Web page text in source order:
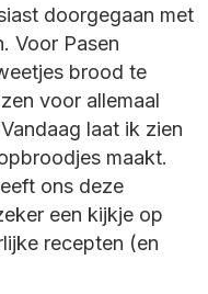
doorgegaan met
Voor Pasen
brood te
voor allemaal
laat ik zien
maakt.
ons deze
een kijkje op
recepten (en